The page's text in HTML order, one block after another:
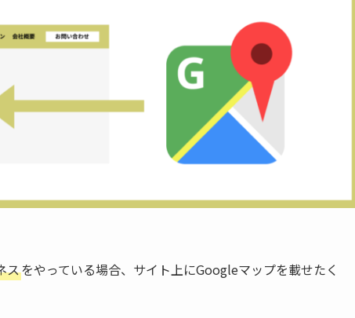
スをやっている場合、サイト上にGoogleマップを載せたく